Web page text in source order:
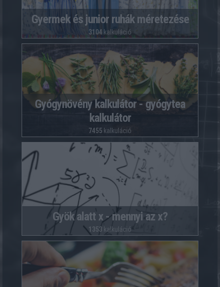
Gyermek és junior ruhák méretezése
3104 kalkuláció
Gyógynövény kalkulátor - gyógytea
kalkulátor
7455 kalkuláció
Gyök alatt x - mennyi az x?
1353 kalkuláció